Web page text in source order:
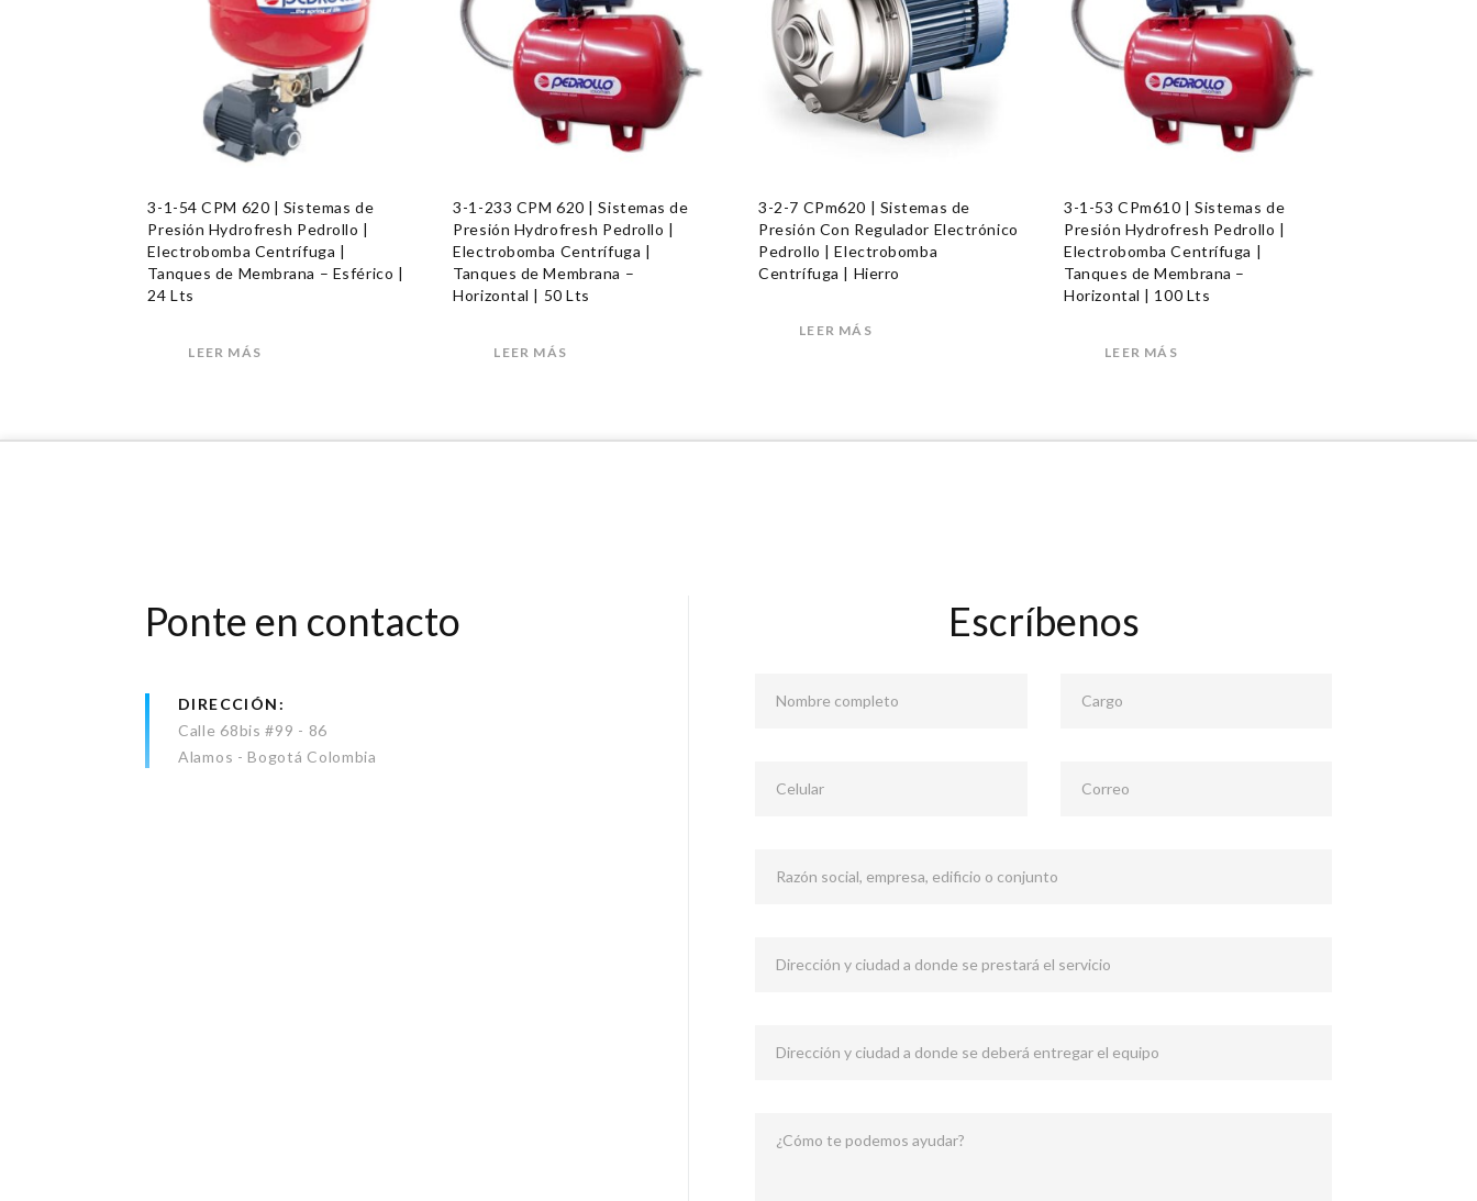
3-1-54 CPM 620 | Sistemas de
Presión Hydrofresh Pedrollo |
Electrobomba Centrífuga |
Tanques de Membrana – Esférico |
24 Lts
LEER MÁS
3-1-233 CPM 620 | Sistemas de
Presión Hydrofresh Pedrollo |
Electrobomba Centrífuga |
Tanques de Membrana –
Horizontal | 50 Lts
LEER MÁS
3-2-7 CPm620 | Sistemas de
Presión Con Regulador Electrónico
Pedrollo | Electrobomba
Centrífuga | Hierro
LEER MÁS
3-1-53 CPm610 | Sistemas de
Presión Hydrofresh Pedrollo |
Electrobomba Centrífuga |
Tanques de Membrana –
Horizontal | 100 Lts
LEER MÁS
Ponte en contacto
DIRECCIÓN
Calle 68bis #99 - 86
Alamos - Bogotá Colombia
Escríbenos
Nombre completo Cargo
Celular Correo
Razón social, empresa, edificio o conjunto
Dirección y ciudad a donde se prestará el servicio
Dirección y ciudad a donde se deberá entregar el equipo
¿Cómo te podemos ayudar?